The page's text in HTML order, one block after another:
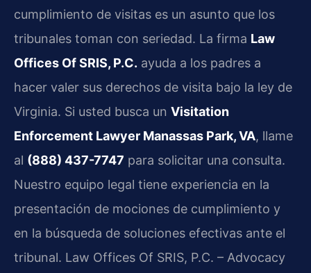
cumplimiento de visitas es un asunto que los
tribunales toman con seriedad. La firma Law
Offices Of SRIS, P.C. ayuda a los padres a
hacer valer sus derechos de visita bajo la ley de
Virginia. Si usted busca un Visitation
Enforcement Lawyer Manassas Park, VA, llame
al (888) 437-7747 para solicitar una consulta.
Nuestro equipo legal tiene experiencia en la
presentación de mociones de cumplimiento y
en la búsqueda de soluciones efectivas ante el
tribunal. Law Offices Of SRIS, P.C. – Advocacy